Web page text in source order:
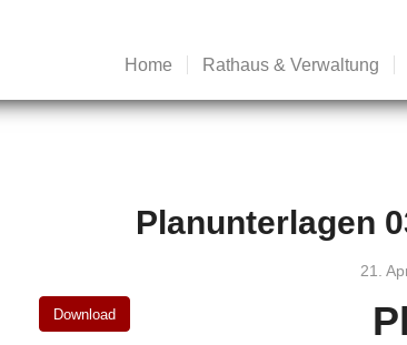
Home Rathaus & Verwaltung
Planunterlagen
21.
Download